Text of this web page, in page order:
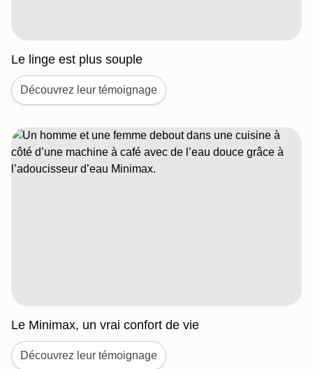
Le linge est plus souple
Découvrez leur témoignage
Le Minimax, un vrai confort de vie
Découvrez leur témoignage